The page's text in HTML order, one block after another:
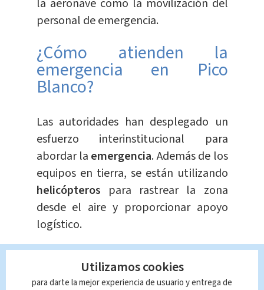
la aeronave como la movilización del
personal de emergencia.
¿Cómo atienden la
emergencia en Pico
Blanco?
Las autoridades han desplegado un
esfuerzo interinstitucional para
abordar la emergencia. Además de los
equipos en tierra, se están utilizando
helicópteros para rastrear la zona
desde el aire y proporcionar apoyo
logístico.
Te Recomendamos
Noche violenta deja
dos fallecidos y 15
Utilizamos cookies
para darte la mejor experiencia de usuario y entrega de